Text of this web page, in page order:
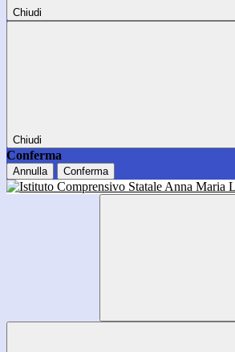
Chiudi
Chiudi
Conferma
Annulla Conferma